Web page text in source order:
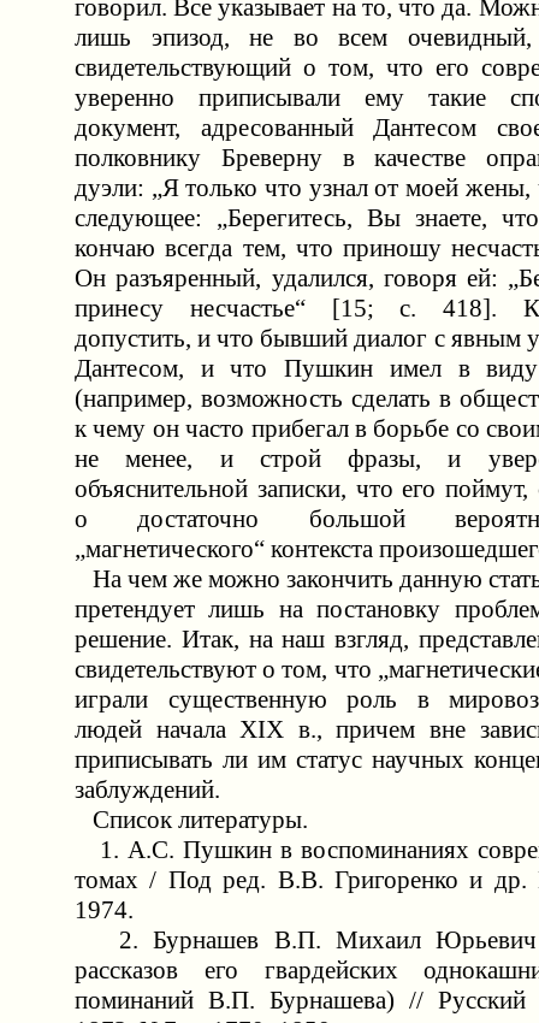
говорил. Все указывает на то, что да.
лишь эпизод, не во всем очевидный,
свидетельствующий о том, что его
уверенно приписывали ему такие
документ, адресованный Дантесом
полковнику Бреверну в качестве
дуэли: „Я только что узнал от моей жены,
следующее: „Берегитесь, Вы знаете,
кончаю всегда тем, что приношу
Он разъяренный, удалился, говоря ей:
принесу несчастье“ [15; с. 418].
допустить, и что бывший диалог с явным
Дантесом, и что Пушкин имел в виду
(например, возможность сделать в
к чему он часто прибегал в борьбе со
не менее, и строй фразы, и
объяснительной записки, что его поймут,
о достаточно большой
„магнетического“ контекста
На чем же можно закончить данную
претендует лишь на постановку
решение. Итак, на наш взгляд,
свидетельствуют о том, что
играли существенную роль в
людей начала XIX в., причем вне
приписывать ли им статус научных
заблуждений.
Список литературы.
1. А.С. Пушкин в воспоминаниях
томах / Под ред. В.В. Григоренко и
1974.
2. Бурнашев В.П. Михаил Юрьевич
рассказов его гвардейских
поминаний В.П. Бурнашева) //